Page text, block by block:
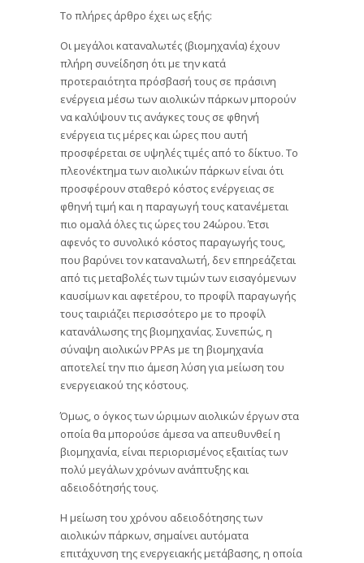
Το πλήρες άρθρο έχει ως εξής:
Οι μεγάλοι καταναλωτές (βιομηχανία) έχουν
πλήρη συνείδηση ότι με την κατά
προτεραιότητα πρόσβασή τους σε πράσινη
ενέργεια μέσω των αιολικών πάρκων μπορούν
να καλύψουν τις ανάγκες τους σε φθηνή
ενέργεια τις μέρες και ώρες που αυτή
προσφέρεται σε υψηλές τιμές από το δίκτυο. Το
πλεονέκτημα των αιολικών πάρκων είναι ότι
προσφέρουν σταθερό κόστος ενέργειας σε
φθηνή τιμή και η παραγωγή τους κατανέμεται
πιο ομαλά όλες τις ώρες του 24ώρου. Έτσι
αφενός το συνολικό κόστος παραγωγής τους,
που βαρύνει τον καταναλωτή, δεν επηρεάζεται
από τις μεταβολές των τιμών των εισαγόμενων
καυσίμων και αφετέρου, το προφίλ παραγωγής
τους ταιριάζει περισσότερο με το προφίλ
κατανάλωσης της βιομηχανίας. Συνεπώς, η
σύναψη αιολικών PPAs με τη βιομηχανία
αποτελεί την πιο άμεση λύση για μείωση του
ενεργειακού της κόστους.
Όμως, ο όγκος των ώριμων αιολικών έργων στα
οποία θα μπορούσε άμεσα να απευθυνθεί η
βιομηχανία, είναι περιορισμένος εξαιτίας των
πολύ μεγάλων χρόνων ανάπτυξης και
αδειοδότησής τους.
Η μείωση του χρόνου αδειοδότησης των
αιολικών πάρκων, σημαίνει αυτόματα
επιτάχυνση της ενεργειακής μετάβασης, η οποία